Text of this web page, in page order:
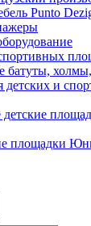
Punto
батуты,
детских и
детские
площадки